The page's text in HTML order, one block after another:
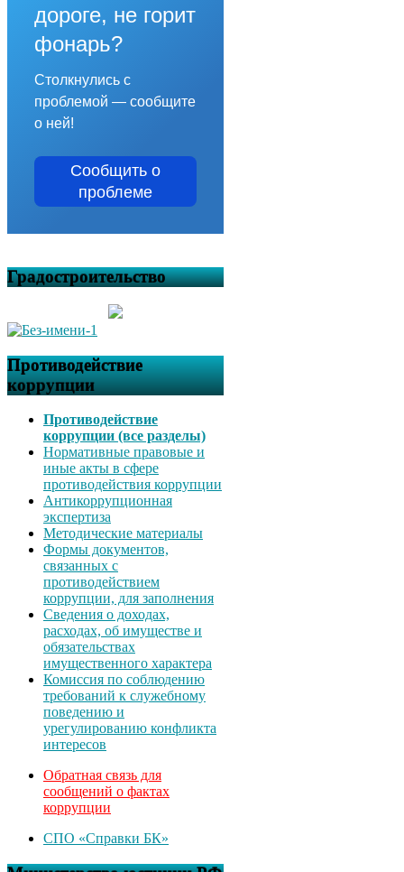
дороге, не горит
фонарь?
Столкнулись с
проблемой — сообщите
о ней!
Сообщить о
проблеме
Градостроительство
Противодействие
коррупции
Противодействие
коррупции (все разделы)
Нормативные правовые и
иные акты в сфере
противодействия коррупции
Антикоррупционная
экспертиза
Методические материалы
Формы документов,
связанных с
противодействием
коррупции, для заполнения
Сведения о доходах,
расходах, об имуществе и
обязательствах
имущественного характера
Комиссия по соблюдению
требований к служебному
поведению и
урегулированию конфликта
интересов
Обратная связь для
сообщений о фактах
коррупции
СПО «Справки БК»